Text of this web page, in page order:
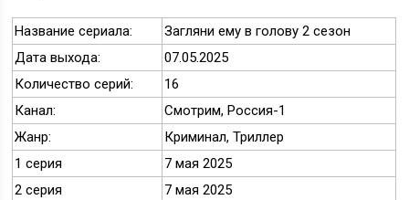
Название сериала:
Загляни ему в голову 2 сезон
Дата выхода:
07.05.2025
Количество серий:
16
Канал:
Смотрим, Россия-1
Жанр:
Криминал, Триллер
1 серия
7 мая 2025
2 серия
7 мая 2025